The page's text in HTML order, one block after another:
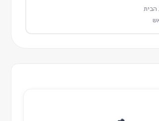
הבית